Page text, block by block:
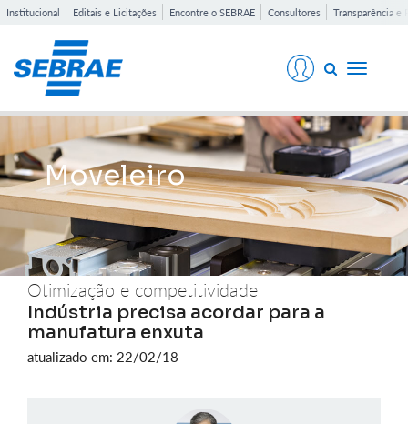
Institucional Editais e Licitações Encontre o SEBRAE Consultores Transparência e
Toggle
Moveleiro
Otimização e competitividade
Indústria precisa acordar para a
manufatura enxuta
atualizado em: 22/02/18